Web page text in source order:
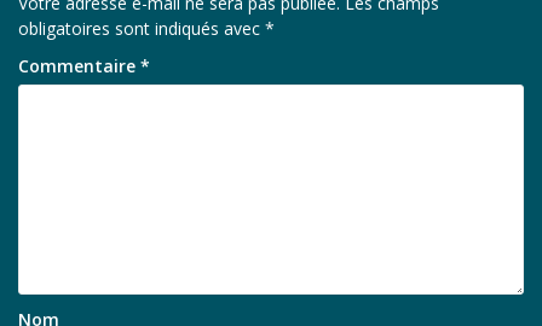
obligatoires sont indiqués avec *
Commentaire *
Nom